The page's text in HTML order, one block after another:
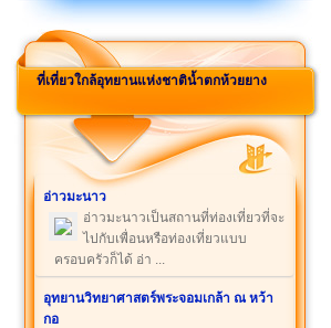
ที่เที่ยวใกล้อุทยานแห่งชาติน้ำตกห้วยยาง
อ่าวมะนาว
อ่าวมะนาวเป็นสถานที่ท่องเที่ยวที่จะ
ไปกับเพื่อนหรือท่องเที่ยวแบบ
ครอบครัวก็ได้ อ่า ...
อุทยานวิทยาศาสตร์พระจอมเกล้า ณ หว้า
กอ